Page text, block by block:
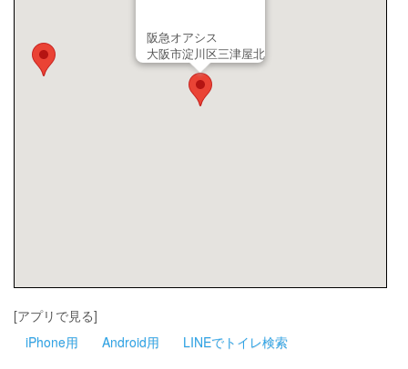
阪急オアシス
大阪市淀川区三津屋北
[アプリで見る]
iPhone用
Android用 LINEでトイレ検索